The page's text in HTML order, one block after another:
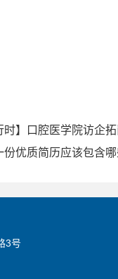
时】口腔医学院访企
份优质简历应该包含
3号